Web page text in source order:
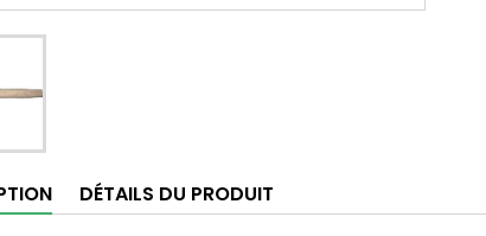
DÉTAILS DU PRODUIT